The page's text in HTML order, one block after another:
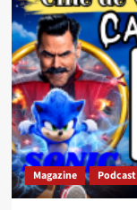
Magazine Podcast